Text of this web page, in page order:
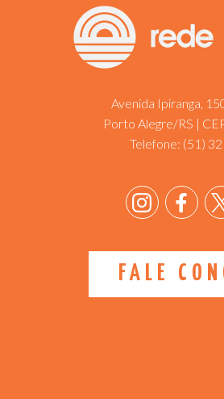
Avenida Ipiranga,
Porto Alegre/RS |
Telefone: (51)
FALE